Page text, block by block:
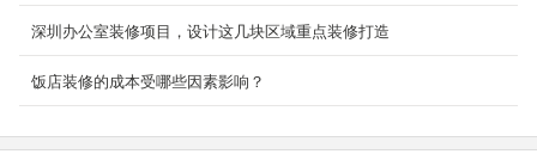
深圳办公室装修项目，设计这几块区域重点装修打造
饭店装修的成本受哪些因素影响？
街道办公室工程装修案例
深圳装饰设计为什么要选深圳东森装饰公司？
2、深圳东森装饰是标准化成熟施工组织，大批
量采购及...
2018-07-30